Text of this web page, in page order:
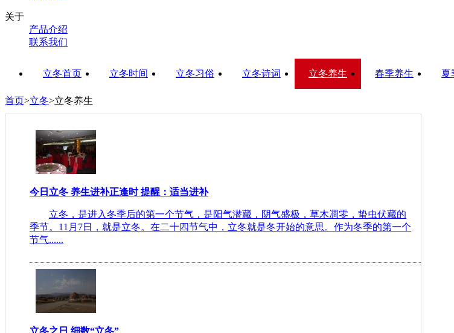
关于
产品介绍
联系我们
立冬首页 立冬时间 立冬习俗 立冬诗词 立冬养生 春季养生 夏
首页>立冬>立冬养生
今日立冬 养生进补正逢时 提醒：适当进补
立冬，是进入冬季后的第一个节气，是阳气潜藏，阴气盛极，草木凋零，蛰虫伏藏的
季节。11月7日，就是立冬。在二十四节气中，立冬就是冬开始的意思。作为冬季的第一个
节气......
立冬之日 细数“立冬”